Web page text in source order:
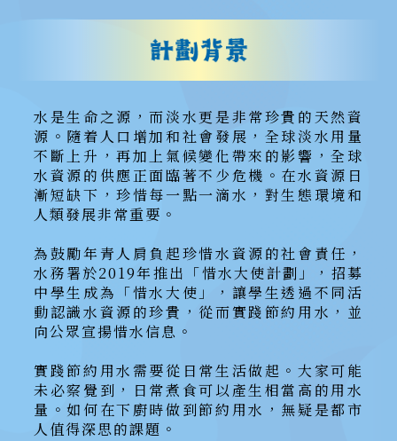
水是生命之源，而淡水更是非常珍貴的天然資
源。隨着人口增加和社會發展，全球淡水用量
不斷上升，再加上氣候變化帶來的影響，全球
水資源的供應正面臨著不少危機。在水資源日
漸短缺下，珍惜每一點一滴水，對生態環境和
人類發展非常重要。
為鼓勵年青人肩負起珍惜水資源的社會責任，
水務署於2019年推出「惜水大使計劃」，招募
中學生成為「惜水大使」，讓學生透過不同活
動認識水資源的珍貴，從而實踐節約用水，並
向公眾宣揚惜水信息。
實踐節約用水需要從日常生活做起。大家可能
未必察覺到，日常煮食可以產生相當高的用水
量。如何在下廚時做到節約用水，無疑是都市
人值得深思的課題。